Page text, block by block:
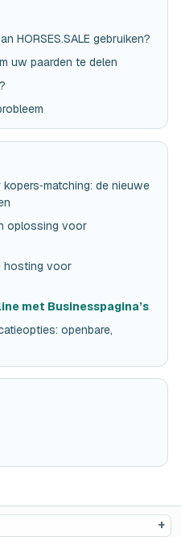
HORSES.SALE gebruiken?
uw paarden te delen
de nieuwe
oplossing voor
hosting voor
met Businesspagina’s
openbare,